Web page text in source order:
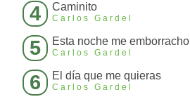
4 Caminito
Carlos Gardel
5 Esta noche me emborracho
Carlos Gardel
6 El día que me quieras
Carlos Gardel